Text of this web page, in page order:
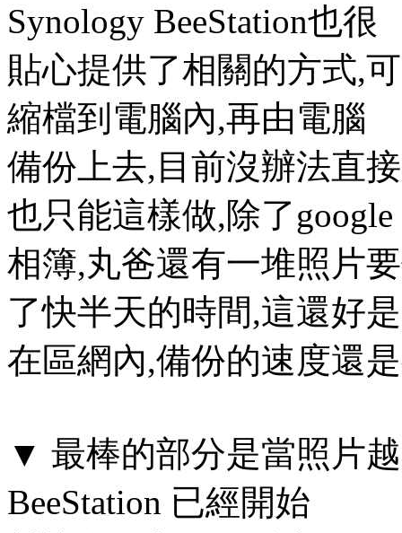
Synology BeeStation也很
貼心提供了相關的方式,
縮檔到電腦內,再由電腦
備份上去,目前沒辦法直
也只能這樣做,除了google
相簿,丸爸還有一堆照片
了快半天的時間,這還好是
在區網內,備份的速度還
▼ 最棒的部分是當照片
BeeStation 已經開始